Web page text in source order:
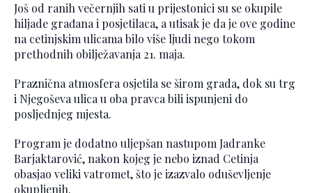
Još od ranih večernjih sati u prijestonici su se okupile
hiljade građana i posjetilaca, a utisak je da je ove godine
na cetinjskim ulicama bilo više ljudi nego tokom
prethodnih obilježavanja 21. maja.
Praznična atmosfera osjetila se širom grada, dok su trg
i Njegoševa ulica u oba pravca bili ispunjeni do
posljednjeg mjesta.
Program je dodatno uljepšan nastupom Jadranke
Barjaktarović, nakon kojeg je nebo iznad Cetinja
obasjao veliki vatromet, što je izazvalo oduševljenje
okupljenih.